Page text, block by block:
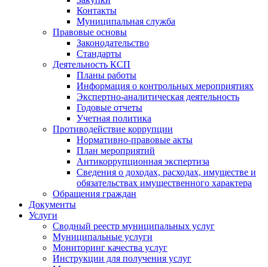
Контакты
Муниципальная служба
Правовые основы
Законодательство
Стандарты
Деятельность КСП
Планы работы
Информация о контрольных мероприятиях
Экспертно-аналитическая деятельность
Годовые отчеты
Учетная политика
Противодействие коррупции
Нормативно-правовые акты
План мероприятий
Антикоррупционная экспертиза
Сведения о доходах, расходах, имуществе и
обязательствах имущественного характера
Обращения граждан
Документы
Услуги
Сводный реестр муниципальных услуг
Муниципальные услуги
Мониторинг качества услуг
Инструкции для получения услуг